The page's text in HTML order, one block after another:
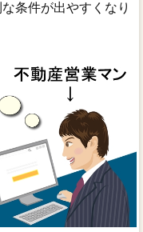
条件が出やすくなり